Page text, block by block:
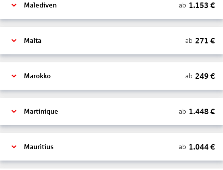
Malediven ab 1.153 €
Malta ab 271 €
Marokko ab 249€
Martinique ab 1.448€
Mauritius ab 1.044€